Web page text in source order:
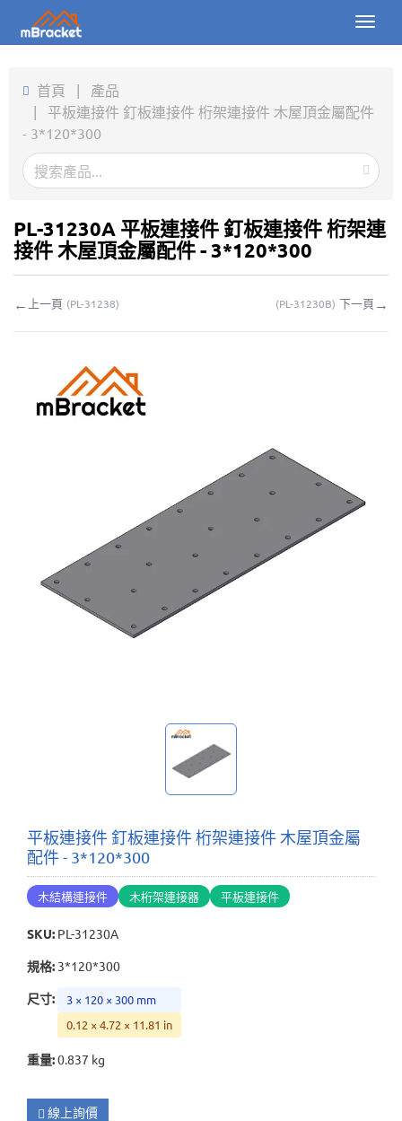
Toggle
產品
新聞
關於我們
下載
線上詢價
我的詢價
首頁 | 產品
| 平板連接件 釘板連接件 桁架連接件 木屋頂金屬配件
- 3*120*300
PL-31230A 平板連接件 釘板連接件 桁架連
接件 木屋頂金屬配件 - 3*120*300
← 上一頁 (PL-31238) (PL-31230B) 下一頁 →
平板連接件 釘板連接件 桁架連接件 木屋頂金屬
配件 - 3*120*300
木結構連接件 木桁架連接器 平板連接件
SKU: PL-31230A
規格: 3*120*300
尺寸:
3 × 120 × 300 mm
0.12 × 4.72 × 11.81 in
重量:0.837 kg
線上詢價